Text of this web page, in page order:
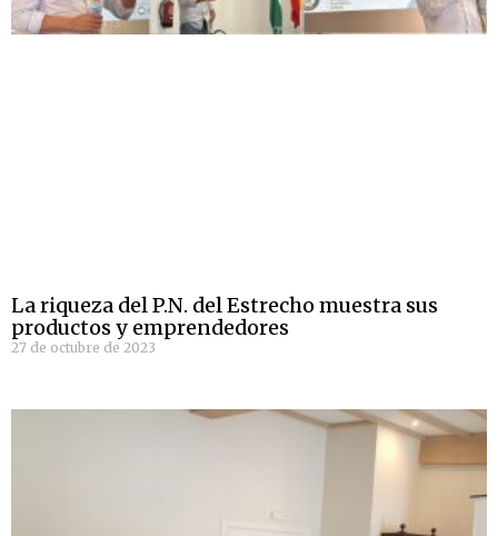
La riqueza del P.N. del Estrecho muestra sus
productos y emprendedores
27 de octubre de 2023